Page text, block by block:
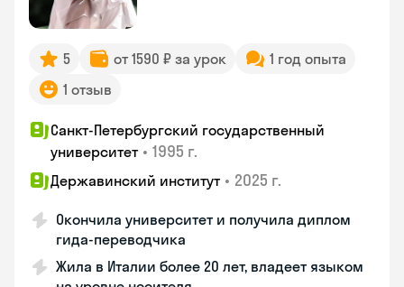
5 от 1590 ₽ за урок
1 год опыта
1 отзыв
Санкт-Петербургский государственный
университет • 1995 г.
Державинский институт • 2025 г.
Окончила университет и получила диплом
гида-переводчика
Жила в Италии более 20 лет, владеет языком